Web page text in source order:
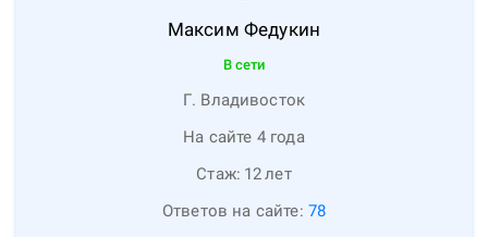
Максим Федукин
В сети
Г. Владивосток
На сайте 4 года
Стаж: 12лет
Ответов на сайте: 78